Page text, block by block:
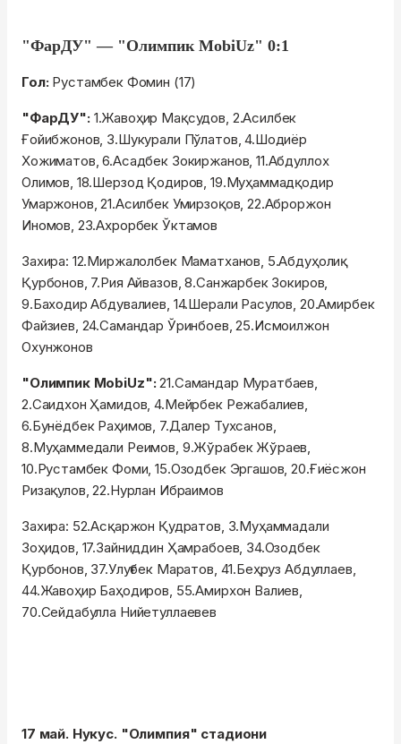
"ФарДУ"— "Олимпик MobiUz" 0:1
Гол: Рустамбек Фомин (17)
"ФарДУ":1.Жавоҳир Мақсудов, 2.Асилбек
Ғойибжонов, 3.Шукурали Пўлатов, 4.Шодиёр
Хожиматов, 6.Асадбек Зокиржанов, 11.Абдуллох
Олимов, 18.Шерзод Қодиров, 19.Муҳаммадқодир
Умаржонов, 21.Асилбек Умирзоқов, 22.Аброржон
Иномов, 23.Ахрорбек Ўктамов
Захира: 12.Миржалолбек Маматханов, 5.Абдуҳолиқ
Қурбонов, 7.Рия Айвазов, 8.Санжарбек Зокиров,
9.Баходир Абдувалиев, 14.Шерали Расулов, 20.Амирбек
Файзиев, 24.Самандар Ўринбоев, 25.Исмоилжон
Охунжонов
"Олимпик MobiUz":21.Самандар Муратбаев,
2.Саидхон Ҳамидов, 4.Мейрбек Режабалиев,
6.Бунёдбек Раҳимов, 7.Далер Тухсанов,
8.Муҳаммедали Реимов, 9.Жўрабек Жўраев,
10.Рустамбек Фоми, 15.Озодбек Эргашов, 20.Ғиёсжон
Ризақулов, 22.Нурлан Ибраимов
Захира: 52.Асқаржон Қудратов, 3.Муҳаммадали
Зоҳидов, 17.Зайниддин Ҳамрабоев, 34.Озодбек
Қурбонов, 37.Улуғбек Маратов, 41.Беҳруз Абдуллаев,
44.Жавоҳир Баҳодиров, 55.Амирхон Валиев,
70.Сейдабулла Нийетуллаевев
17 май. Нукус. "Олимпия" стадиони